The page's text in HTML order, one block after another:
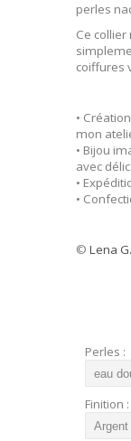
perles
Ce
coiffures
•
mon
• Bijou
avec
•
•
© Lena
Perles :
Finition :